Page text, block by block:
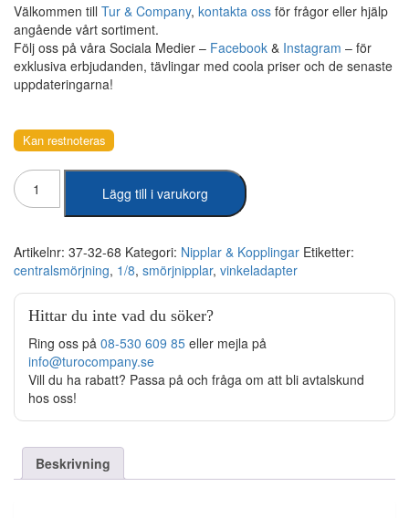
Välkommen till Tur & Company, kontakta oss för frågor eller hjälp
angående vårt sortiment.
Följ oss på våra Sociala Medier – Facebook & Instagram – för
exklusiva erbjudanden, tävlingar med coola priser och de senaste
uppdateringarna!
Kan restnoteras
Vinkeladapter
1/8-
1/8
mängd
Lägg till i varukorg
Artikelnr: 37-32-68 Kategori: Nipplar & Kopplingar Etiketter:
centralsmörjning, 1/8, smörjnipplar, vinkeladapter
Hittar du inte vad du söker?
Ring oss på 08-530 609 85 eller mejla på
info@turocompany.se
Vill du ha rabatt? Passa på och fråga om att bli avtalskund
hos oss!
Beskrivning